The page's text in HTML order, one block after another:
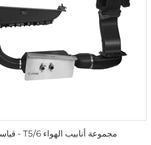
مجموعة أنابيب الهواء T5/6 - قياسي